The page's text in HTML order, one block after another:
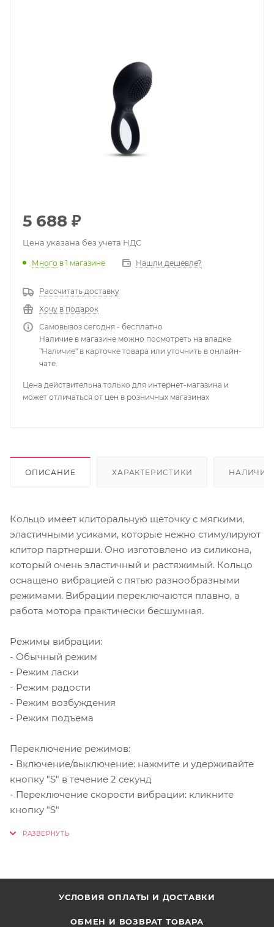
5 688 ₽
Цена указана без учета НДС
Много в 1 магазине Нашли дешевле?
Рассчитать доставку
Хочу в подарок
Самовывоз сегодня - бесплатно
Наличие в магазине можно посмотреть на владке
"Наличие" в карточке товара или уточнить в онлайн-
чате.
Цена действительна только для интернет-магазина и
может отличаться от цен в розничных магазинах
ОПИСАНИЕ ХАРАКТЕРИСТИКИ НАЛИЧИЕ
Кольцо имеет клиторальную щеточку с мягкими,
эластичными усиками, которые нежно стимулируют
клитор партнерши. Оно изготовлено из силикона,
который очень эластичный и растяжимый. Кольцо
оснащено вибрацией с пятью разнообразными
режимами. Вибрации переключаются плавно, а
работа мотора практически бесшумная.
Режимы вибрации:
- Обычный режим
- Режим ласки
- Режим радости
- Режим возбуждения
- Режим подъема
Переключение режимов:
- Включение/выключение: нажмите и удерживайте
кнопку "S" в течение 2 секунд
- Переключение скорости вибрации: кликните
кнопку "S"
УСЛОВИЯ ОПЛАТЫ И ДОСТАВКИ
ОБМЕН И ВОЗВРАТ ТОВАРА